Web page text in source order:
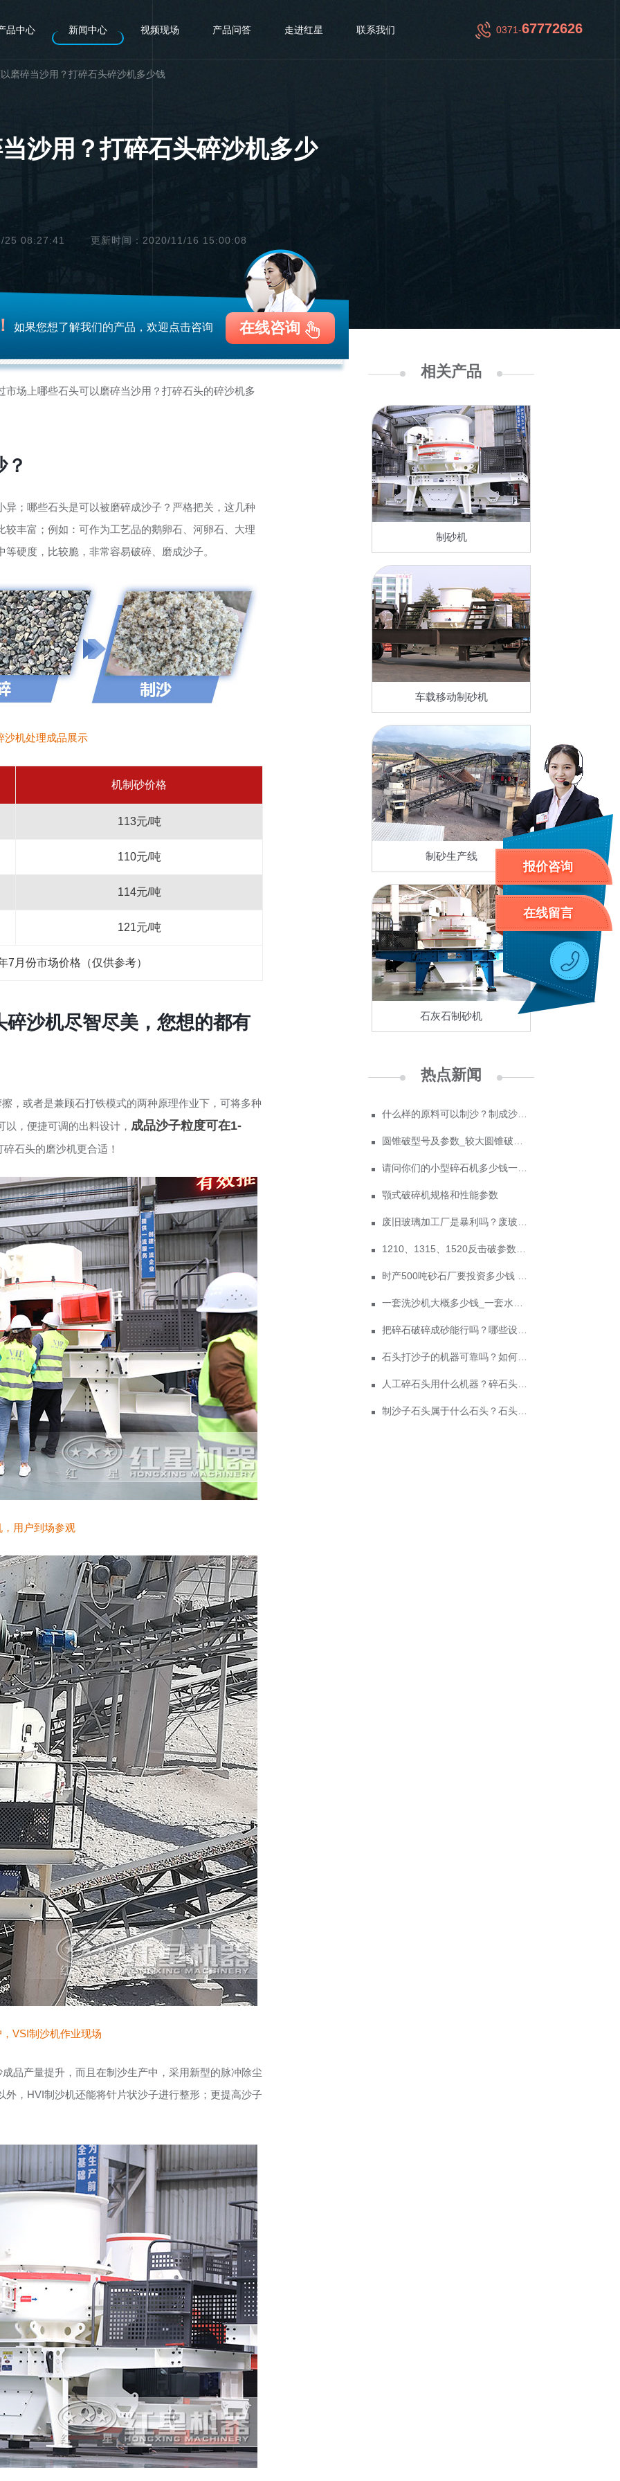
品中心 新闻中心 视频现场 产品问答 走进红星 联系我们 0371-67772626
磨碎当沙用？打碎石头碎沙机多少钱
沙用？打碎石头碎沙机多少
25 08:27:41 更新时间：2020/11/16 15:00:08
如果您想了解我们的产品，欢迎点击咨询 在线咨询
场上哪些石头可以磨碎当沙用？打碎石头的碎沙机多
；哪些石头是可以被磨碎成沙子？严格把关，这几种
丰富；例如：可作为工艺品的鹅卵石、河卵石、大理
硬度，比较脆，非常容易破碎、磨成沙子。
沙机处理成品展示
机制砂价格
113元/吨
110元/吨
114元/吨
121元/吨
7月份市场价格（仅供参考）
沙机尽智尽美，您想的都有
，或者是兼顾石打铁模式的两种原理作业下，可将多种
，便捷可调的出料设计， 成品沙子粒度可在1-
石头的磨沙机更合适！
，用户到场参观
VSI制沙机作业现场
品产量提升，而且在制沙生产中，采用新型的脉冲除尘
，HVI制沙机还能将针片状沙子进行整形；更提高沙子
相关产品
制砂机
车载移动制砂机
制砂生产线
石灰石制砂机
热点新闻
什么样的原料可以制沙？制成沙子成本多少
圆锥破型号及参数_较大圆锥破碎机型号
请问你们的小型碎石机多少钱一台？
颚式破碎机规格和性能参数
废旧玻璃加工厂是暴利吗？废玻璃加工设备多少钱？
1210、1315、1520反击破参数及价格
时产500吨砂石厂要投资多少钱 政府为什么不支持机制砂？
一套洗沙机大概多少钱_一套水洗砂设备价格
把碎石破碎成砂能行吗？哪些设备可以
石头打沙子的机器可靠吗？如何做沙子生意？
人工碎石头用什么机器？碎石头的机器多少钱？
制沙子石头属于什么石头？石头制沙机投资大吗？
报价咨询
在线留言